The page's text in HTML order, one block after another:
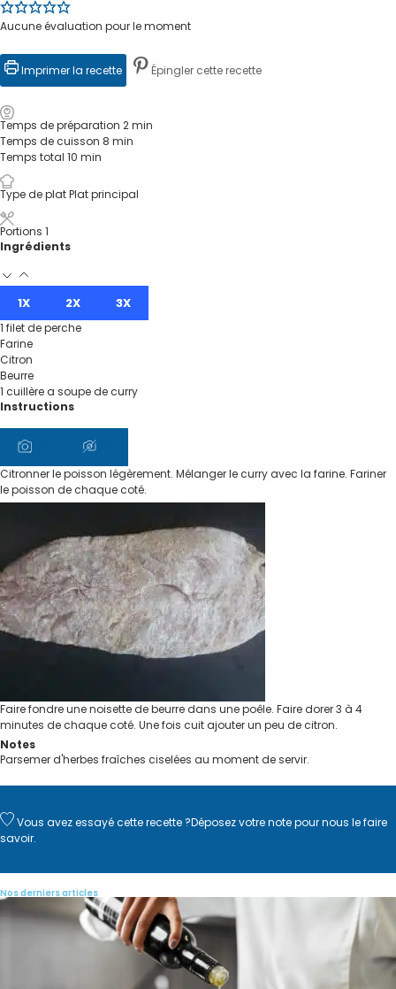
Aucune évaluation pour le moment
Imprimer la recette Épingler cette recette
Temps de préparation 2min
Temps de cuisson 8 min
Temps total 10 min
Type de platPlat principal
Portions 1
Ingrédients
1X 2X 3X
1 filet de perche
Farine
Citron
Beurre
1 cuillèrea soupe de curry
Instructions
Citronner le poisson légèrement. Mélanger le curry avec la farine. Fariner
le poisson de chaque coté.
Faire fondre une noisette de beurre dans une poêle. Faire dorer 3 à 4
minutes de chaque coté. Une fois cuit ajouter un peu de citron.
Notes
Parsemer d'herbes fraîches ciselées au moment de servir.
Vous avez essayé cette recette ?Déposez votre notepour nous le faire
savoir.
Nos derniers articles